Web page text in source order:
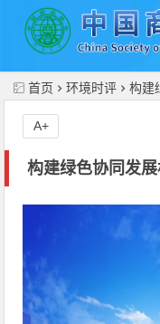
首页 环境时评 构建
构建绿色协同发
A+